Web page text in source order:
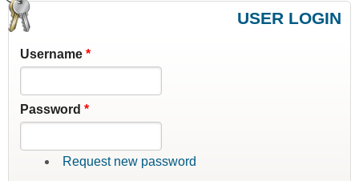
USER LOGIN
Username*
Password*
Request new password